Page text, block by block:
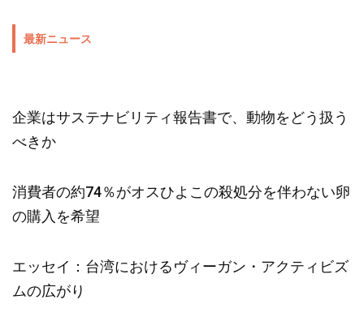
最新ニュース
企業はサステナビリティ報告書で、動物をどう扱う
べきか
消費者の約74％がオスひよこの殺処分を伴わない卵
の購入を希望
エッセイ：台湾におけるヴィーガン・アクティビズ
ムの広がり